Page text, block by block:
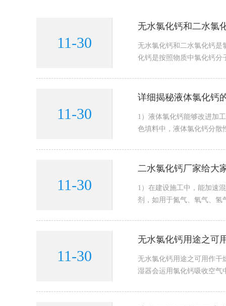
11-30
无水氯化钙和二水氯
无水氯化钙和二水氯化钙
化钙是按照物质中氯化钙分
11-30
详细揭秘液体氯化钙
1）液体氯化钙能够改进加
色填料中，液体氯化钙分
11-30
二水氯化钙厂家给大
1）在建设施工中，能加速
剂，如用于氮气、氧气、
11-30
无水氯化钙用途之可
无水氯化钙用途之可用作
湿器会运用氯化钙吸收空气